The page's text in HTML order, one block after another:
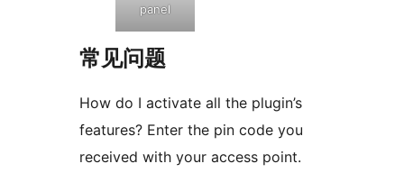
panel
常见问题
How do I activate all the plugin’s
features? Enter the pin code you
received with your access point.